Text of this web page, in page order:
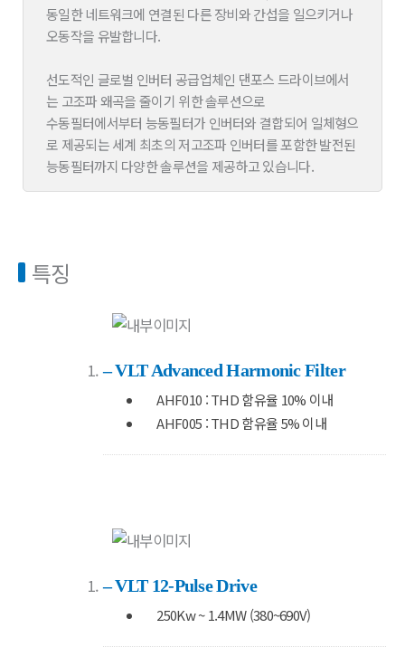
동일한 네트워크에 연결된 다른 장비와 간섭을 일으키거나
오동작을 유발합니다.
선도적인 글로벌 인버터 공급업체인 댄포스 드라이브에서
는 고조파 왜곡을 줄이기 위한 솔루션으로
수동필터에서부터 능동필터가 인버터와 결합되어 일체형으
로 제공되는 세계 최초의 저고조파 인버터를 포함한 발전된
능동필터까지 다양한 솔루션을 제공하고 있습니다.
특징
– VLT Advanced Harmonic Filter
AHF010 : THD 함유율 10% 이내
AHF005 : THD 함유율 5% 이내
– VLT 12-Pulse Drive
250Kw ~ 1.4MW (380~690V)